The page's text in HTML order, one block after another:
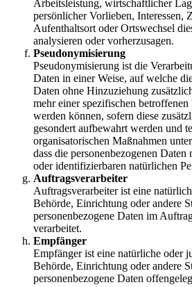
Arbeitsleistung, wirtschaftlicher
persönlicher Vorlieben, Interessen,
Aufenthaltsort oder Ortswechsel
analysieren oder vorherzusagen.
Pseudonymisierung
Pseudonymisierung ist die
Daten in einer Weise, auf welche
Daten ohne Hinzuziehung
mehr einer spezifischen betroffenen
werden können, sofern diese
gesondert aufbewahrt werden und
organisatorischen Maßnahmen
dass die personenbezogenen
oder identifizierbaren natürlichen
Auftragsverarbeiter
Auftragsverarbeiter ist eine
Behörde, Einrichtung oder andere
personenbezogene Daten im
verarbeitet.
Empfänger
Empfänger ist eine natürliche oder
Behörde, Einrichtung oder andere
personenbezogene Daten